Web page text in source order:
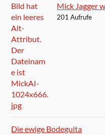
Mick Jagger
201 Aufrufe
Die ewige Bodeguita